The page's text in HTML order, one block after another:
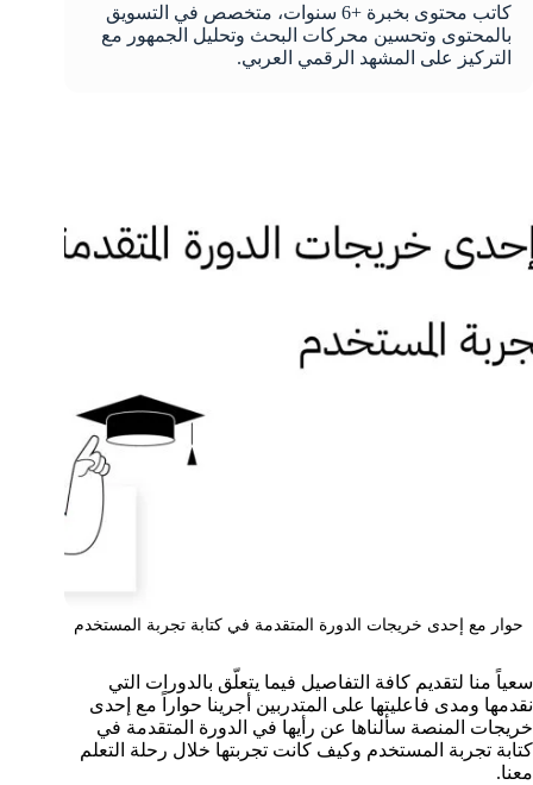
كاتب محتوى بخبرة +6 سنوات، متخصص في التسويق
بالمحتوى وتحسين محركات البحث وتحليل الجمهور مع
التركيز على المشهد الرقمي العربي.
حوار مع إحدى خريجات الدورة المتقدمة في كتابة تجربة المستخدم
سعياً منا لتقديم كافة التفاصيل فيما يتعلّق بالدورات التي
نقدمها ومدى فاعليتها على المتدربين أجرينا حواراً مع إحدى
خريجات المنصة سألناها عن رأيها في الدورة المتقدمة في
كتابة تجربة المستخدم وكيف كانت تجربتها خلال رحلة التعلم
معنا.